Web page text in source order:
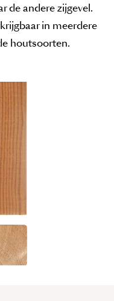
de andere zijgevel.
in meerdere
houtsoorten.